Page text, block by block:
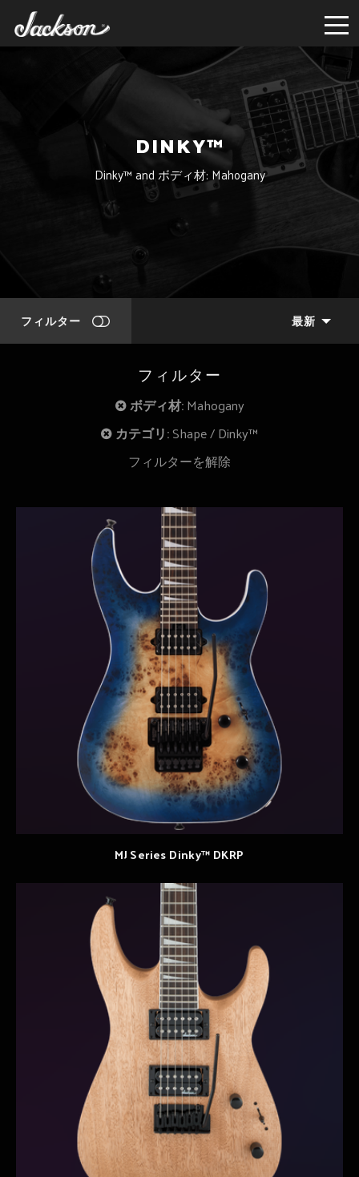
DINKY™
Dinky™ and ボディ材: Mahogany
フィルター 最新
フィルター
ボディ材:Mahogany
カテゴリ:Shape Dinky™
フィルターを解除
MJ Series Dinky™ DKRP